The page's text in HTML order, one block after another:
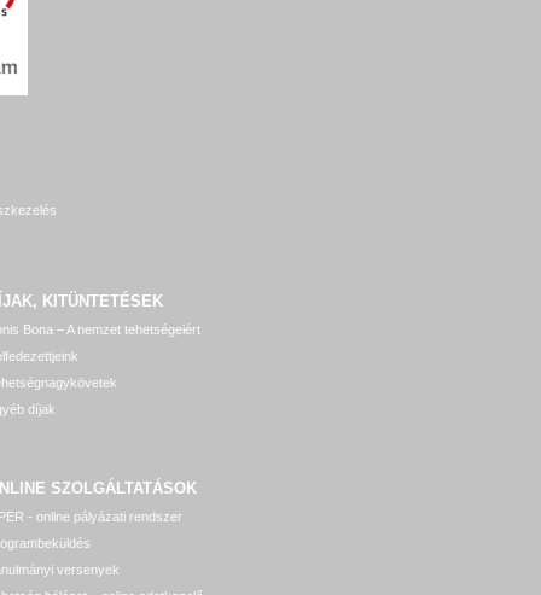
KITÜNTETÉSEK
Bona – A nemzet tehetségeiért
díjak
SZOLGÁLTATÁSOK
- online pályázati rendszer
versenyek